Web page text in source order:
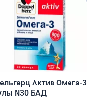
Актив Омега-3
N30 БАД